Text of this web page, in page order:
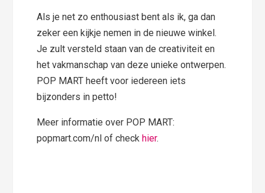
Als je net zo enthousiast bent als ik, ga dan
zeker een kijkje nemen in de nieuwe winkel.
Je zult versteld staan van de creativiteit en
het vakmanschap van deze unieke ontwerpen.
POP MART heeft voor iedereen iets
bijzonders in petto!
Meer informatie over POP MART:
popmart.com/nl of checkhier.